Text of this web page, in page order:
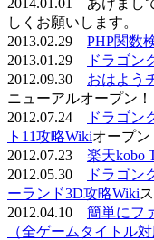
しくお願いします。
2013.02.29 PHP関数
2013.01.29
ドラゴン
2012.09.30 おはよう
ニューアルオープン！
2012.07.24
ドラゴン
ト11攻略Wikiオープン
2012.07.23 楽天kobo
2012.05.30
ドラゴン
ーランド3D攻略Wiki
2012.04.10 簡単にフ
（全ゲームタイトル対